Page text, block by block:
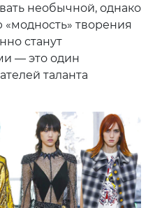
необычной, однако
творения
станут
— это один
таланта